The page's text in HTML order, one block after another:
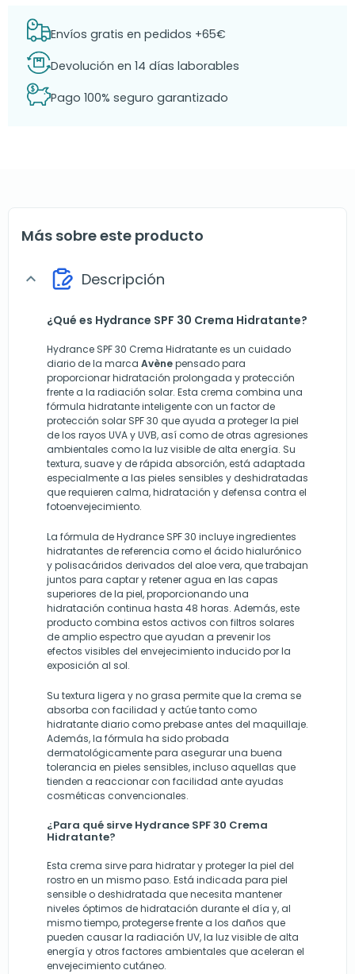
Envíos gratis en pedidos +65€
Devolución en 14 días laborables
Pago 100% seguro garantizado
Más sobre este producto
expand_more Descripción
¿Qué es Hydrance SPF 30 Crema Hidratante?
Hydrance SPF 30 Crema Hidratante es un cuidado
diario de la marca Avènepensado para
proporcionar hidratación prolongada y protección
frente a la radiación solar. Esta crema combina una
fórmula hidratante inteligente con un factor de
protección solar SPF 30 que ayuda a proteger la piel
de los rayos UVA y UVB, así como de otras agresiones
ambientales como la luz visible de alta energía. Su
textura, suave y de rápida absorción, está adaptada
especialmente a las pieles sensibles y deshidratadas
que requieren calma, hidratación y defensa contra el
fotoenvejecimiento.
La fórmula de Hydrance SPF 30 incluye ingredientes
hidratantes de referencia como el ácido hialurónico
y polisacáridos derivados del aloe vera, que trabajan
juntos para captar y retener agua en las capas
superiores de la piel, proporcionando una
hidratación continua hasta 48 horas. Además, este
producto combina estos activos con filtros solares
de amplio espectro que ayudan a prevenir los
efectos visibles del envejecimiento inducido por la
exposición al sol.
Su textura ligera y no grasa permite que la crema se
absorba con facilidad y actúe tanto como
hidratante diario como prebase antes del maquillaje.
Además, la fórmula ha sido probada
dermatológicamente para asegurar una buena
tolerancia en pieles sensibles, incluso aquellas que
tienden a reaccionar con facilidad ante ayudas
cosméticas convencionales.
¿Para qué sirve Hydrance SPF 30 Crema
Hidratante?
Esta crema sirve para hidratar y proteger la piel del
rostro en un mismo paso. Está indicada para piel
sensible o deshidratada que necesita mantener
niveles óptimos de hidratación durante el día y, al
mismo tiempo, protegerse frente a los daños que
pueden causar la radiación UV, la luz visible de alta
energía y otros factores ambientales que aceleran el
envejecimiento cutáneo.